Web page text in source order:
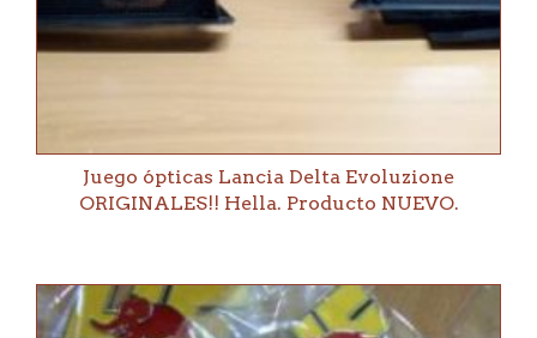
Juego ópticas Lancia Delta Evoluzione
ORIGINALES!! Hella. Producto NUEVO.